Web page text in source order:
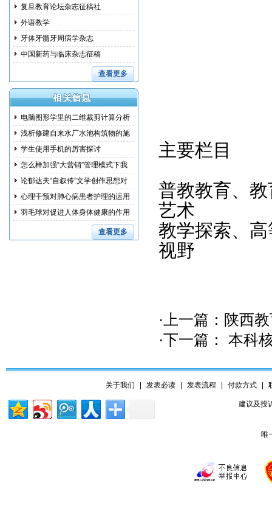
主要栏目
普教教育、
艺术
教学探索、
视野
·上一篇： 陕西
·下一篇：
本科
复旦教育论坛杂志征稿社
外语教学
牙体牙髓牙周病学杂志
中国新药与临床杂志征稿
查看更多
电脑图形学里的二维裁剪计算分析
浅析修建自来水厂水池构筑物的施
工措学生使用手机的厉害探讨
怎么样加强“大营销”管理模式下我
国 论郁达夫“自叙传”文学创作思想对
其 心理干预对肺心病患者护理的运用
研究羽毛球对促进人体身体健康的作用
查看更多
关于我们 发表必读 发表流程 付款方式
建议及投
唯